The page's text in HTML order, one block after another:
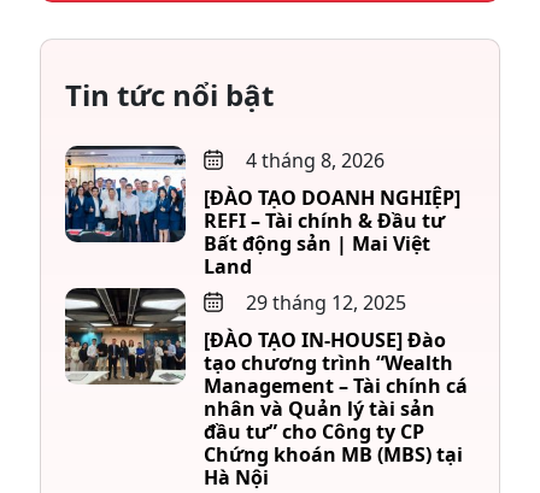
Tin tức nổi bật
4 tháng 8, 2026
[ĐÀO TẠO DOANH NGHIỆP]
REFI – Tài chính & Đầu tư
Bất động sản | Mai Việt
Land
29 tháng 12, 2025
[ĐÀO TẠO IN-HOUSE] Đào
tạo chương trình “Wealth
Management – Tài chính cá
nhân và Quản lý tài sản
đầu tư” cho Công ty CP
Chứng khoán MB (MBS) tại
Hà Nội